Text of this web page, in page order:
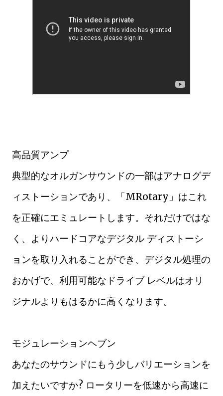
高品質アンプ
典型的なオルガンサウンドの一部はアナログデ
ィストーションであり、「MRotary」はこれ
を正確にエミュレートします。それだけではな
く、よりハードコアなデジタル ディストーシ
ョンを取り入れることができ、デジタル処理の
おかげで、利用可能なドライブ レベルはオリ
ジナルよりもはるかに高くなります。
モジュレーションヘブン
あなたのサウンドにもう少しバリエーションを
加えたいですか? ロータリーを低速から高速に